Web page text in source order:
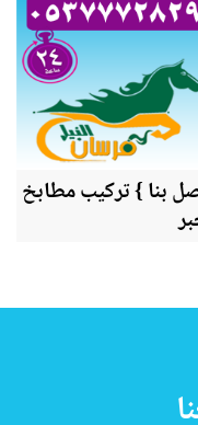
بنا } تركيب مطابخ